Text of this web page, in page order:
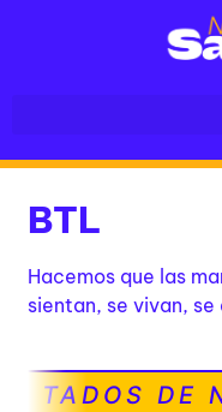
BTL
Hacemos que las
sientan, se vivan,
DE